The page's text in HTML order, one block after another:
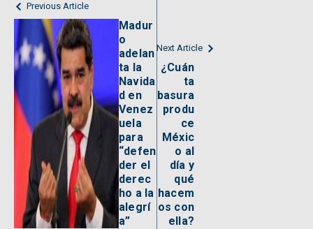
Previous Article
Madur
o
adelan
ta la
Navida
d en
Venez
uela
para
“defen
der el
derec
ho a la
alegrí
a”
Next Article
¿Cuán
ta
basura
produ
ce
Méxic
o al
día y
qué
hacem
os con
ella?